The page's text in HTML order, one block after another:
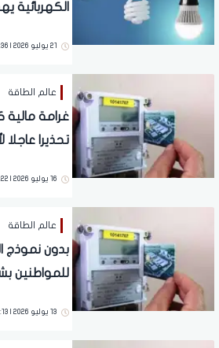
الكهربائية
21 يوليو 2026 | 02:36 مساءً
عالم الطاقة
غرامة مالية
تحذيرا عاجلا
16 يوليو 2026 | 06:22 مساءً
عالم الطاقة
بدون نموذج
للمواطنين
13 يوليو 2026 | 11:13 صباحاً